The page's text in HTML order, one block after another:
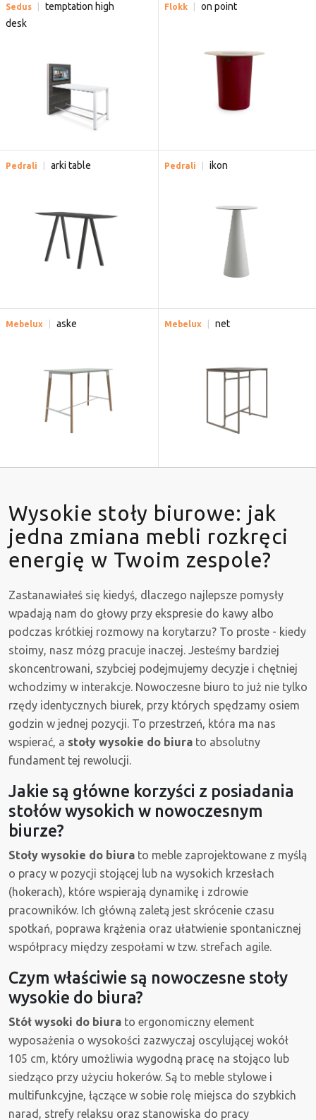
Sedus
temptation high
desk
Flokk on point
Pedrali arki table Pedrali ikon
Mebelux aske Mebelux net
Wysokie stoły biurowe: jak
jedna zmiana mebli rozkręci
energię w Twoim zespole?
Zastanawiałeś się kiedyś, dlaczego najlepsze pomysły
wpadają nam do głowy przy ekspresie do kawy albo
podczas krótkiej rozmowy na korytarzu? To proste - kiedy
stoimy, nasz mózg pracuje inaczej. Jesteśmy bardziej
skoncentrowani, szybciej podejmujemy decyzje i chętniej
wchodzimy w interakcje. Nowoczesne biuro to już nie tylko
rzędy identycznych biurek, przy których spędzamy osiem
godzin w jednej pozycji. To przestrzeń, która ma nas
wspierać, a stoły wysokie do biura to absolutny
fundament tej rewolucji.
Jakie są główne korzyści z posiadania
stołów wysokich w nowoczesnym
biurze?
Stoły wysokie do biura to meble zaprojektowane z myślą
o pracy w pozycji stojącej lub na wysokich krzesłach
(hokerach), które wspierają dynamikę i zdrowie
pracowników. Ich główną zaletą jest skrócenie czasu
spotkań, poprawa krążenia oraz ułatwienie spontanicznej
współpracy między zespołami w tzw. strefach agile.
Czym właściwie są nowoczesne stoły
wysokie do biura?
Stół wysoki do biura to ergonomiczny element
wyposażenia o wysokości zazwyczaj oscylującej wokół
105 cm, który umożliwia wygodną pracę na stojąco lub
siedząco przy użyciu hokerów. Są to meble stylowe i
multifunkcyjne, łączące w sobie rolę miejsca do szybkich
narad, strefy relaksu oraz stanowiska do pracy